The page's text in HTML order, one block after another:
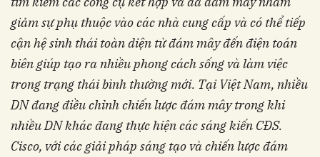
giảm sự phụ thuộc vào các nhà cung cấp và có thể tiếp
cận hệ sinh thái toàn diện từ đám mây đến điện toán
biên giúp tạo ra nhiều phong cách sống và làm việc
trong trạng thái bình thường mới. Tại Việt Nam, nhiều
DN đang điều chỉnh chiến lược đám mây trong khi
nhiều DN khác đang thực hiện các sáng kiến CĐS.
Cisco, với các giải pháp sáng tạo và chiến lược đám